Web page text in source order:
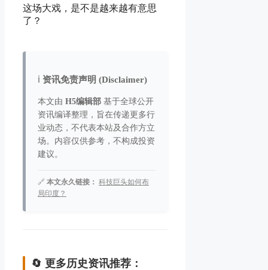
这场大戏，是不是越来越有意思
了？
ℹ️ 资讯免责声明 (Disclaimer)
本文由 H5编辑部 基于全球公开
资讯编译整理，旨在传递更多行
业动态，不代表本站及合作方立
场。内容仅供参考，不构成投资
建议。
🔗 本文永久链接： 科技巨头如何布
局印度？
🔄 更多历史资讯推荐：